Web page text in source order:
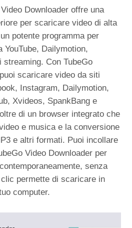
Downloader offre una
per scaricare video di alta
potente programma per
Dailymotion,
Con TubeGo
scaricare video da siti
Instagram, Dailymotion,
Xvideos, SpankBang e
di un browser integrato che
e musica e la conversione
e altri formati. Puoi incollare
Video Downloader per
senza
permette di scaricare in
computer.